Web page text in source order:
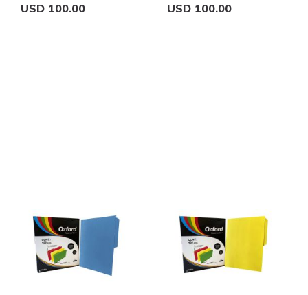
USD 100.00 USD 100.00